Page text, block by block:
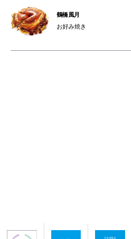
鶴橋 風月
お好み焼き